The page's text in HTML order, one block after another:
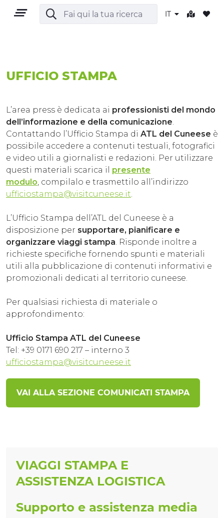
IT
TERRITORIO
OUTDOOR
CULTURA
NATURA E BENESSERE
ESPERIENZE
EVENTI
OFFERTE
ACCOGLIENZA
UFFICIO STAMPA
L’area press è dedicata ai professionisti del mondo
dell’informazione e della comunicazione.
Contattando l’Ufficio Stampa di ATL del Cuneese è
possibile accedere a contenuti testuali, fotografici
e video utili a giornalisti e redazioni. Per utilizzare
questi materiali scarica il presente
modulo, compilalo e trasmettilo all’indirizzo
ufficiostampa@visitcuneese.it.
L’Ufficio Stampa dell’ATL del Cuneese è a
disposizione per supportare, pianificare e
organizzare viaggi stampa. Risponde inoltre a
richieste specifiche fornendo spunti e materiali
utili alla pubblicazione di contenuti informativi e
promozionali dedicati al territorio cuneese.
Per qualsiasi richiesta di materiale o
approfondimento:
Ufficio Stampa ATL del Cuneese
Tel: +39 0171 690 217 – interno 3
ufficiostampa@visitcuneese.it
VAI ALLA SEZIONE COMUNICATI STAMPA
VIAGGI STAMPA E
ASSISTENZA LOGISTICA
Supporto e assistenza media